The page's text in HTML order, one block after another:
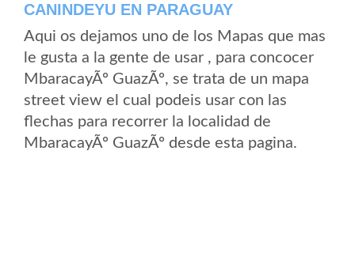
CANINDEYU EN PARAGUAY
Aqui os dejamos uno de los Mapas que mas
le gusta a la gente de usar , para concocer
MbaracayÃº GuazÃº, se trata de un mapa
street view el cual podeis usar con las
flechas para recorrer la localidad de
MbaracayÃº GuazÃº desde esta pagina.